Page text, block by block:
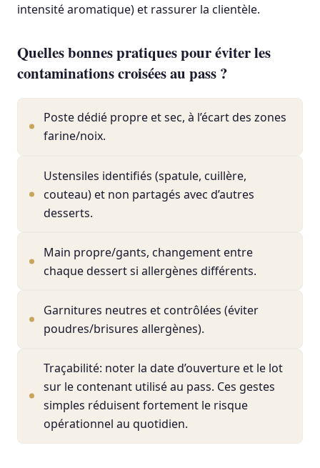
intensité aromatique) et rassurer la clientèle.
Quelles bonnes pratiques pour éviter les
contaminations croisées au pass ?
Poste dédié propre et sec, à l’écart des zones
farine/noix.
Ustensiles identifiés (spatule, cuillère,
couteau) et non partagés avec d’autres
desserts.
Main propre/gants, changement entre
chaque dessert si allergènes différents.
Garnitures neutres et contrôlées (éviter
poudres/brisures allergènes).
Traçabilité: noter la date d’ouverture et le lot
sur le contenant utilisé au pass. Ces gestes
simples réduisent fortement le risque
opérationnel au quotidien.